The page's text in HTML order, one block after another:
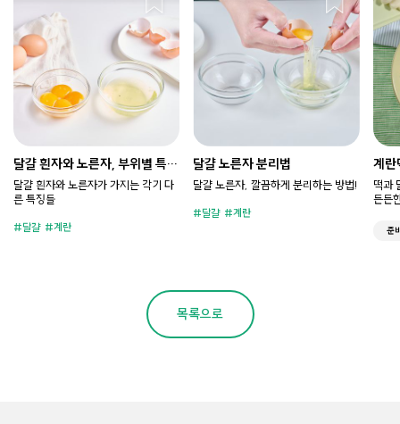
달걀 흰자와 노른자, 부위별 특징
과 사용법
달걀 흰자와 노른자가 가지는 각기 다
른 특징들
달걀 계란
달걀 노른자 분리법
달걀 노른자, 깔끔하게 분리하는 방법!
달걀 계란
계란
떡과
든든
준
목록으로